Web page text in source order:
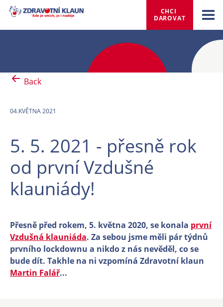
CHCI
DAROVAT
Back
04.KVĚTNA 2021
5. 5. 2021 - přesně rok
od první Vzdušné
klauniády!
Přesně před rokem, 5. května 2020, se konala první
Vzdušná klauniáda. Za sebou jsme měli pár týdnů
prvního lockdownu a nikdo z nás nevěděl, co se
bude dít. Takhle na ni vzpomíná Zdravotní klaun
Martin Falář...